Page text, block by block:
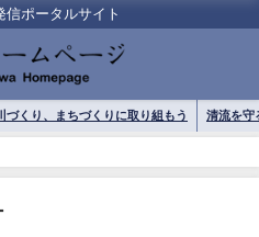
信ポータルサイト
づくり、まちづくりに取り組もう 清流を守